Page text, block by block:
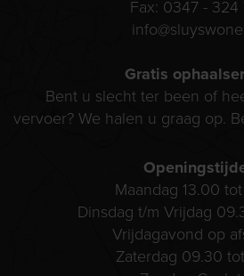
Fax: 0347 - 324
Gratis
Bent u slecht ter been of
vervoer? We halen u graag op.
Maandag 13.00
Dinsdag t/m Vrijdag
Vrijdagavond op
Zaterdag 09.30